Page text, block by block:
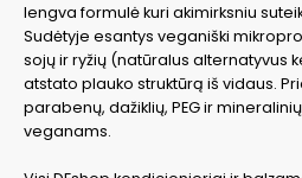
lengva formulė kuri akimirksniu
Sudėtyje esantys veganiški
sojų ir ryžių (natūralus alternatyvus
atstato plauko struktūrą iš vidaus.
parabenų, dažiklių, PEG ir
veganams.